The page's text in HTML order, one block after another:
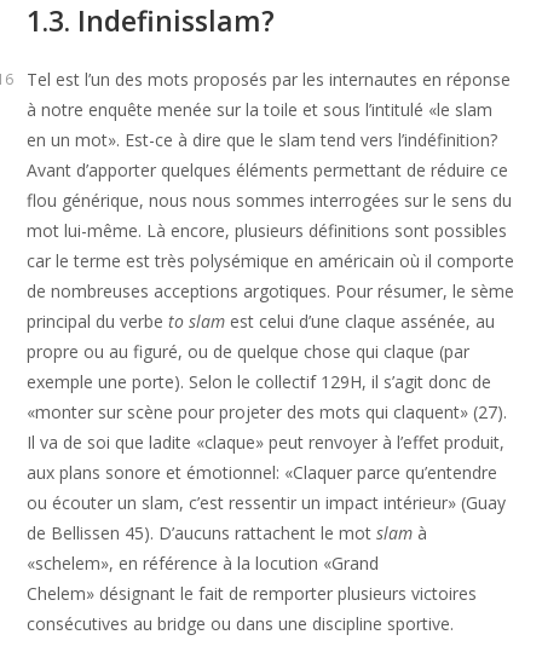
1.3. Indefinisslam?
Tel est l’un des mots proposés par les internautes en réponse
à notre enquête menée sur la toile et sous l’intitulé «le slam
en un mot». Est-ce à dire que le slam tend vers l’indéfinition?
Avant d’apporter quelques éléments permettant de réduire ce
flou générique, nous nous sommes interrogées sur le sens du
mot lui-même. Là encore, plusieurs définitions sont possibles
car le terme est très polysémique en américain où il comporte
de nombreuses acceptions argotiques. Pour résumer, le sème
principal du verbeto slam est celui d’une claque assénée, au
propre ou au figuré, ou de quelque chose qui claque (par
exemple une porte). Selon le collectif 129H, il s’agit donc de
«monter sur scène pour projeter des mots qui claquent» (27).
Il va de soi que ladite «claque» peut renvoyer à l’effet produit,
aux plans sonore et émotionnel: «Claquer parce qu’entendre
ou écouter un slam, c’est ressentir un impact intérieur» (Guay
de Bellissen 45). D’aucuns rattachent le motslam à
«schelem», en référence à la locution «Grand
Chelem» désignant le fait de remporter plusieurs victoires
consécutives au bridge ou dans une discipline sportive.